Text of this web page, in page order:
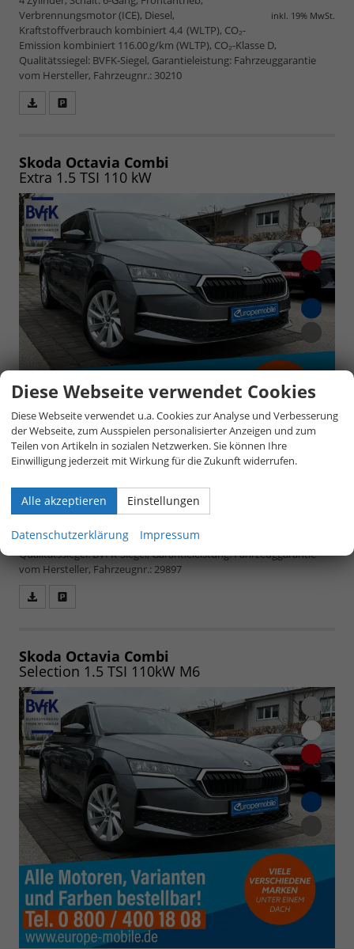
inkl. 19% MwSt.
Verbrennungsmotor (ICE), Diesel,
Kraftstoffverbrauch kombiniert 4,4 (WLTP), CO₂-
Emission kombiniert 116.00 g/km (WLTP), CO₂-Klasse D,
Qualitätssiegel: BVFK-Siegel, Garantieleistung: Fahrzeuggarantie
vom Hersteller, Fahrzeugnr.: 30210
speichern/drucken
Skoda Octavia Combi
Extra 1.5 TSI 110 kW
25.940,– €
unverbindliche Lieferzeit:4 Monate
4 Zylinder, Schalt. 6-Gang, Frontantrieb,
Verbrennungsmotor (ICE), Benzin,
Emission kombiniert 125.00 g/km (WLTP), CO₂-Klasse D,
Qualitätssiegel: BVFK-Siegel, Garantieleistung: Fahrzeuggarantie
vom Hersteller, Fahrzeugnr.: 29897
speichern/drucken
Skoda Octavia Combi
Selection 1.5 TSI 110kW M6
Diese Webseite verwendet Cookies
Diese Webseite verwendet u.a. Cookies zur Analyse und Verbesserung
der Webseite, zum Ausspielen personalisierter Anzeigen und zum
Teilen von Artikeln in sozialen Netzwerken. Sie können Ihre
Einwilligung jederzeit mit Wirkung für die Zukunft widerrufen.
Alle akzeptieren Einstellungen
Datenschutzerklärung Impressum